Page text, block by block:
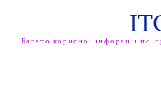
Багато корисної інфорації по